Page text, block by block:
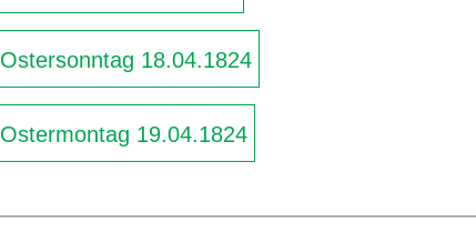
Ostersonntag 18.04.1824
Ostermontag 19.04.1824